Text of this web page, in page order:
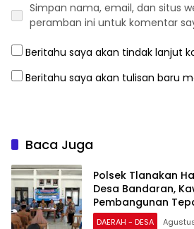
Simpan nama, email, dan situs
peramban ini untuk komentar
Beritahu saya akan tindak lanjut
Beritahu saya akan tulisan baru
Baca Juga
Polsek Tlanakan
Desa Bandaran,
Pembangunan
DAERAH - DESA